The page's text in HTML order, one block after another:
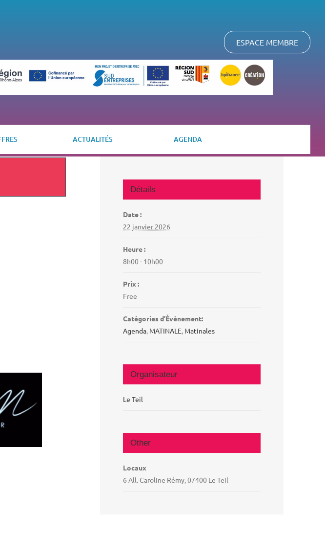
ESPACE MEMBRE
ACTUALITÉS AGENDA
Détails
Date :
22 janvier 2026
Heure :
8h00 - 10h00
Prix :
Free
Catégories d’Évènement:
Agenda, MATINALE, Matinales
Organisateur
Le Teil
Other
Locaux
6 All. Caroline Rémy, 07400 Le Teil